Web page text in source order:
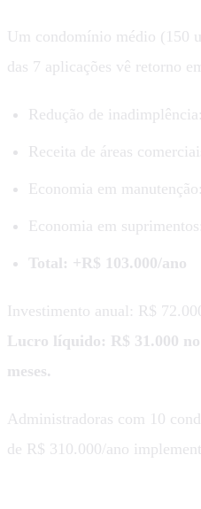
Um condomínio médio (150
das 7 aplicações vê retorno
Redução de
Receita de áreas
Economia em
Economia em
Total: +R$ 103.000/ano
Investimento anual: R$
Lucro líquido: R$ 31.000
meses.
Administradoras com 10
de R$ 310.000/ano